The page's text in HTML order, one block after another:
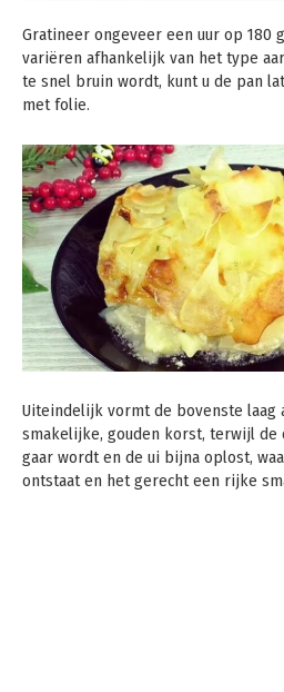
Gratineer ongeveer een uur op 180
variëren afhankelijk van het type
te snel bruin wordt, kunt u de pan
met folie.
Uiteindelijk vormt de bovenste laag
smakelijke, gouden korst, terwijl de
gaar wordt en de ui bijna oplost,
ontstaat en het gerecht een rijke